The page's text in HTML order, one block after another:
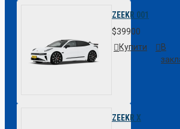
ZEEKR 001
$39900
Купити
В
ZEEKR X